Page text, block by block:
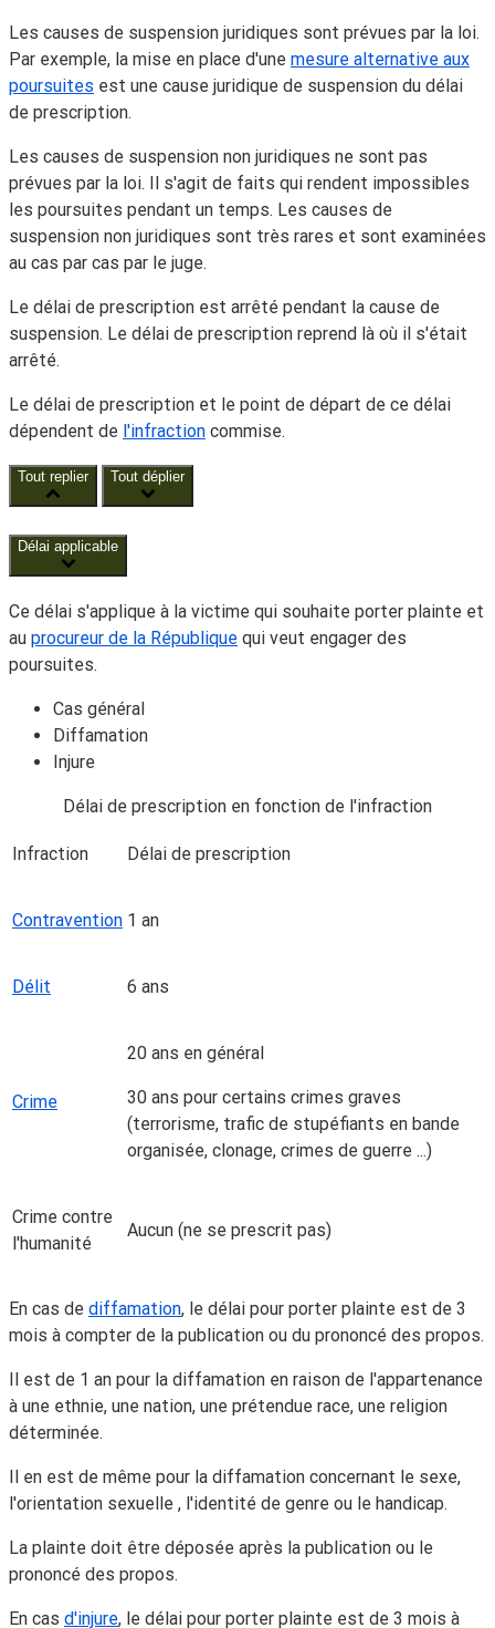
Les causes de suspension juridiques sont prévues par la loi.
Par exemple, la mise en place d'une mesure alternative aux
poursuites est une cause juridique de suspension du délai
de prescription.
Les causes de suspension non juridiques ne sont pas
prévues par la loi. Il s'agit de faits qui rendent impossibles
les poursuites pendant un temps. Les causes de
suspension non juridiques sont très rares et sont examinées
au cas par cas par le juge.
Le délai de prescription est arrêté pendant la cause de
suspension. Le délai de prescription reprend là où il s'était
arrêté.
Le délai de prescription et le point de départ de ce délai
dépendent de l'infraction commise.
Tout replier Tout déplier
Délai applicable
Ce délai s'applique à la victime qui souhaite porter plainte et
au procureur de la République qui veut engager des
poursuites.
Cas général
Diffamation
Injure
Délai de prescription en fonction de l'infraction
Infraction Délai de prescription
Contravention 1 an
Délit 6 ans
Crime
20 ans en général
30 ans pour certains crimes graves
(terrorisme, trafic de stupéfiants en bande
organisée, clonage, crimes de guerre ...)
Crime contre
l'humanité
Aucun (ne se prescrit pas)
En cas de diffamation, le délai pour porter plainte est de 3
mois à compter de la publication ou du prononcé des propos.
Il est de 1 an pour la diffamation en raison de l'appartenance
à une ethnie, une nation, une prétendue race, une religion
déterminée.
Il en est de même pour la diffamation concernant le sexe,
l'orientation sexuelle , l'identité de genre ou le handicap.
La plainte doit être déposée après la publication ou le
prononcé des propos.
En cas d'injure, le délai pour porter plainte est de 3 mois à